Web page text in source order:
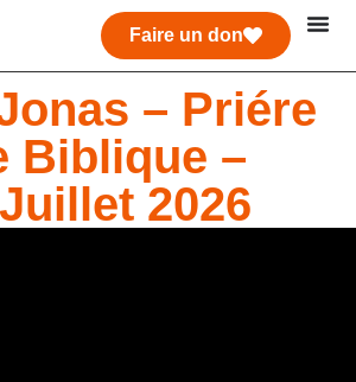
Faire un don
– Priére
Biblique –
2026